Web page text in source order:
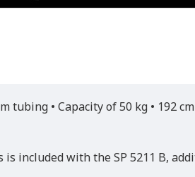
tubing • Capacity of 50 kg • 192
is included with the SP 5211 B,